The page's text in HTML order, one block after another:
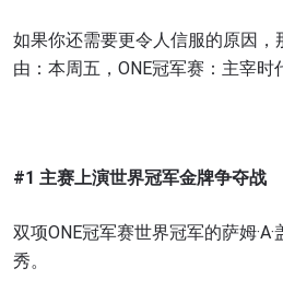
如果你还需要更令人信服的原因，
由：本周五，ONE冠军赛：主宰时
#1 主赛上演世界冠军金牌争夺战
双项ONE冠军赛世界冠军的萨姆
秀。